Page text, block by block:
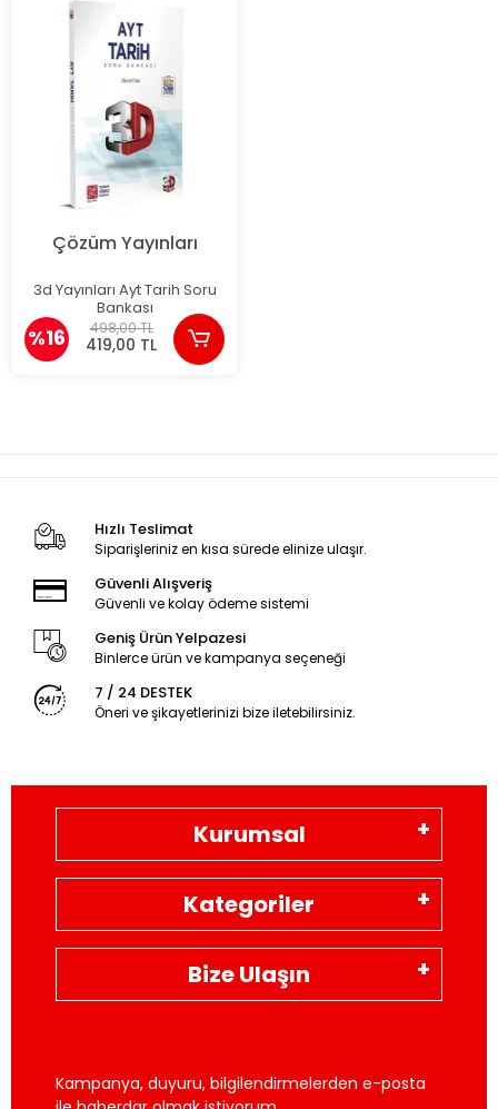
Çözüm Yayınları
3d Yayınları Ayt Tarih Soru
Bankası
%16 498,00 TL
419,00 TL
Hızlı Teslimat
Siparişleriniz en kısa sürede elinize ulaşır.
Güvenli Alışveriş
Güvenli ve kolay ödeme sistemi
Geniş Ürün Yelpazesi
Binlerce ürün ve kampanya seçeneği
7 / 24 DESTEK
Öneri ve şikayetlerinizi bize iletebilirsiniz.
Kurumsal
Kategoriler
Bize Ulaşın
Kampanya, duyuru, bilgilendirmelerden e-posta